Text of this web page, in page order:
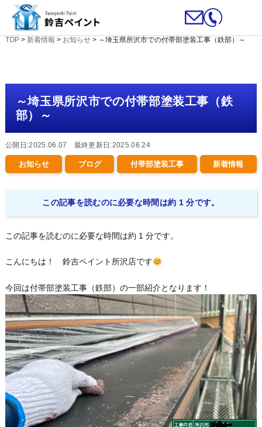
TOP> 新着情報 > お知らせ> ～埼玉県所沢市での付帯部塗装工事（鉄部）～
～埼玉県所沢市での付帯部塗装工事（鉄
部）～
公開日:2025.06.07 最終更新日:2025.06.24
お知らせ ブログ 付帯部塗装工事 新着情報
この記事を読むのに必要な時間は約 1 分です。
この記事を読むのに必要な時間は約 1 分です。
こんにちは！ 鈴吉ペイント所沢店です
今回は付帯部塗装工事（鉄部）の一部紹介となります！